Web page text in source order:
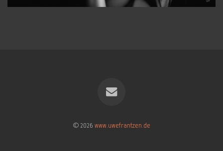
© 2026 www.uwefrantzen.de